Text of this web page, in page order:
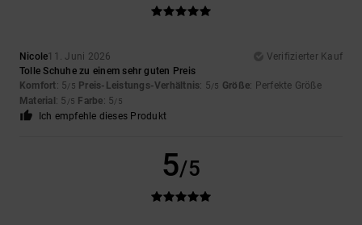
Nicole11. Juni 2026
Verifizierter Kauf
Tolle Schuhe zu einem sehr guten Preis
Komfort: 5/5 Preis-Leistungs-Verhältnis: 5/5 Größe: Perfekte Größe
Material : 5 /5 Farbe: 5/5
Ich empfehle dieses Produkt
5/5